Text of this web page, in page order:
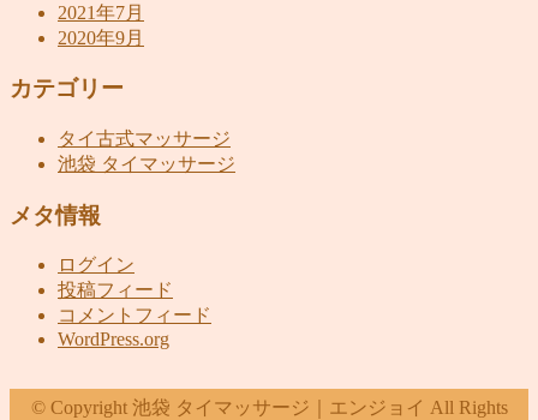
2021年7月
2020年9月
カテゴリー
タイ古式マッサージ
池袋 タイマッサージ
メタ情報
ログイン
投稿フィード
コメントフィード
WordPress.org
© Copyright 池袋 タイマッサージ｜エンジョイ All Rights